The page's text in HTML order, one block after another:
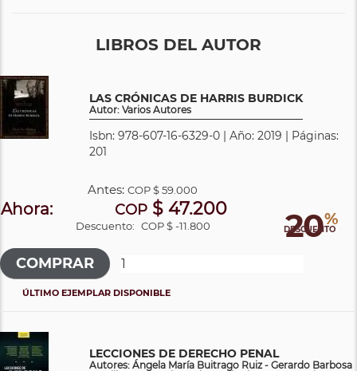
LIBROS DEL AUTOR
LAS CRÓNICAS DE HARRIS BURDICK
Autor: Varios Autores
Isbn: 978-607-16-6329-0 | Año: 2019 | Páginas:
201
20%
DESCUENTO
Antes:COP$ 59.000
Ahora: COP$ 47.200
Descuento: COP $ -11.800
ÚLTIMO EJEMPLAR DISPONIBLE
LECCIONES DE DERECHO PENAL
Autores: Ángela María Buitrago Ruiz - Gerardo Barbosa